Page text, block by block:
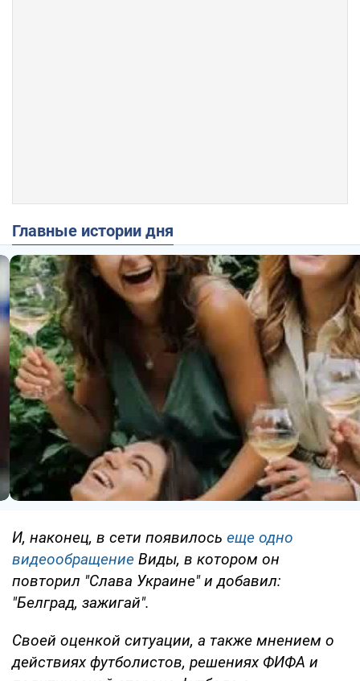
Главные истории дня
И, наконец, в сети появилось еще одно
видеообращение Виды, в котором он
повторил "Слава Украине" и добавил:
"Белград, зажигай".
Своей оценкой ситуации, а также мнением о
действиях футболистов, решениях ФИФА и